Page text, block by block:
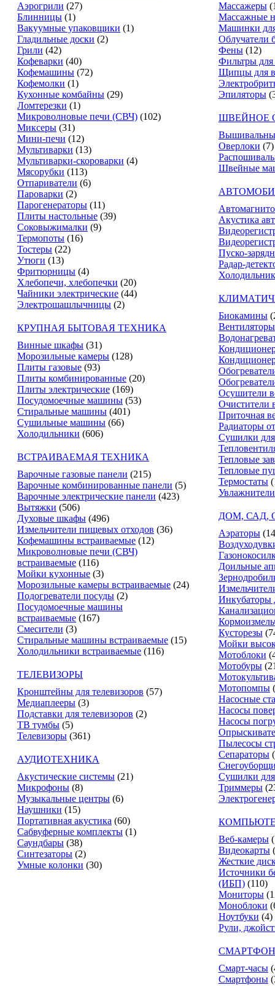
Аэрогрили (27)
Блинницы (1)
Вакуумные упаковщики (1)
Гладильные доски (2)
Грили (42)
Кофеварки (40)
Кофемашины (72)
Кофемолки (1)
Кухонные комбайны (29)
Ломтерезки (1)
Микроволновые печи (СВЧ) (102)
Миксеры (31)
Мини-печи (12)
Мультиварки (13)
Мультиварки-скороварки (4)
Мясорубки (113)
Отпариватели (6)
Пароварки (2)
Парогенераторы (11)
Плиты настольные (39)
Соковыжималки (9)
Термопоты (16)
Тостеры (22)
Утюги (13)
Фритюрницы (4)
Хлебопечи, хлебопечки (20)
Чайники электрические (44)
Электрошашлычницы (2)
КРУПНАЯ БЫТОВАЯ ТЕХНИКА
Винные шкафы (31)
Морозильные камеры (128)
Плиты газовые (93)
Плиты комбинированные (20)
Плиты электрические (169)
Посудомоечные машины (53)
Стиральные машины (401)
Сушильные машины (66)
Холодильники (606)
ВСТРАИВАЕМАЯ ТЕХНИКА
Варочные газовые панели (215)
Варочные комбинированные панели (5)
Варочные электрические панели (423)
Вытяжки (506)
Духовые шкафы (496)
Измельчители пищевых отходов (36)
Кофемашины встраиваемые (12)
Микроволновые печи (СВЧ)
встраиваемые (116)
Мойки кухонные (3)
Морозильные камеры встраиваемые (24)
Подогреватели посуды (2)
Посудомоечные машины
встраиваемые (167)
Смесители (3)
Стиральные машины встраиваемые (15)
Холодильники встраиваемые (116)
ТЕЛЕВИЗОРЫ
Кронштейны для телевизоров (57)
Медиаплееры (3)
Подставки для телевизоров (2)
ТВ тумбы (5)
Телевизоры (361)
АУДИОТЕХНИКА
Акустические системы (21)
Микрофоны (8)
Музыкальные центры (6)
Наушники (15)
Портативная акустика (60)
Сабвуферные комплекты (1)
Саундбары (38)
Синтезаторы (2)
Умные колонки (30)
Массажеры
Массажные
Машинки
Облучатели
Фены (12)
Фильтры
Щипцы для
Эпиляторы
ШВЕЙНОЕ
Оверлоки (7)
Швейные
Акустика
Пуско-
Радар-
Биокамины
Вентиляторы
Осушители
Очистители
Приточная
Радиаторы
Сушилки
Тепловые
Тепловые
Термостаты
ДОМ, САД,
Аэраторы
Доильные
Инкубаторы
Кусторезы
Мойки
Мотоблоки
Мотобуры
Мотопомпы
Насосные
Насосы
Насосы
Пылесосы
Сепараторы
Сушилки
Триммеры
Веб-камеры
Видеокарты
Жесткие
Источники
(ИБП) (110)
Мониторы
Моноблоки
Ноутбуки (4)
Рули,
Смарт-часы
Смартфоны